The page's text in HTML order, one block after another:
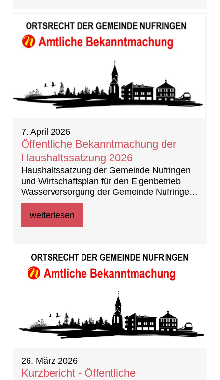
7. April 2026
Öffentliche Bekanntmachung der
Haushaltssatzung 2026
Haushaltssatzung der Gemeinde Nufringen
und Wirtschaftsplan für den Eigenbetrieb
Wasserversorgung der Gemeinde Nufringen
für das Wirtschaftsjahr 2026
weiterlesen
26. März 2026
Kurzbericht - Öffentliche